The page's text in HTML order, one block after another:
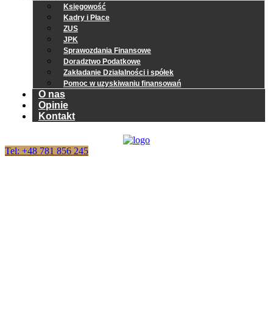
Księgowość
Kadry i Płace
ZUS
JPK
Sprawozdania Finansowe
Doradztwo Podatkowe
Zakładanie Działalności i spółek
Pomoc w uzyskiwaniu finansowań
O nas
Opinie
Kontakt
Tel: +48 781 856 245